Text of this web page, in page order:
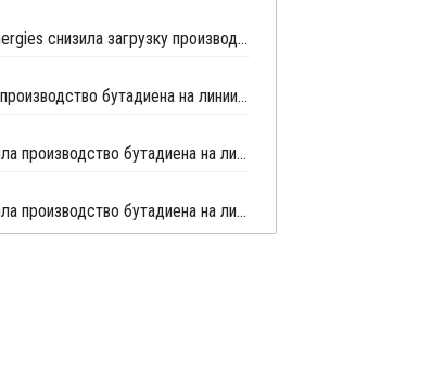
Hanwha TotalEnergies снизила загрузку производства бутадиена в Даэсане
FPCC закрыла производство бутадиена на линии №2 в Майлиао на ремонт
ZPC возобновила производство бутадиена на линии №1 в Китае
ZPC возобновила производство бутадиена на линии №3 в Китае